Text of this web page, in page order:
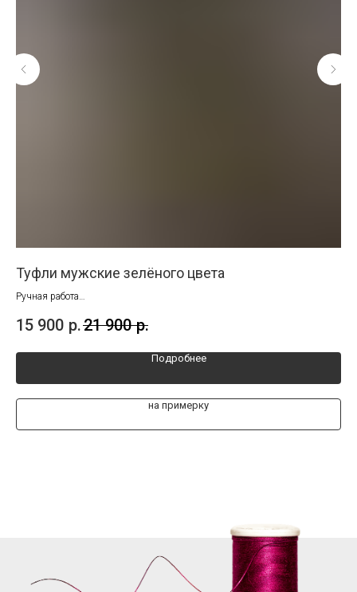
Туфли мужские зелёного цвета
Ручная работа
15 900 р.21 900 р.
Подробнее
на примерку